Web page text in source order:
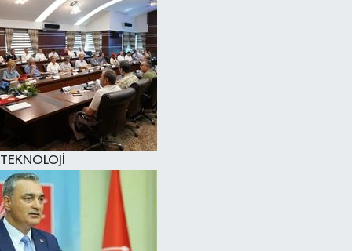
TEKNOLOJİ